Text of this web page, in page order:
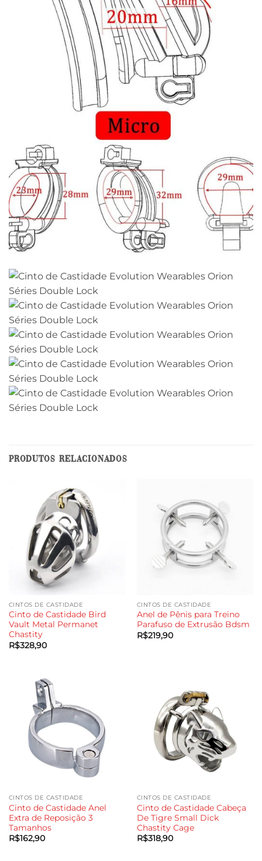
PRODUTOS RELACIONADOS
CINTOS DE CASTIDADE
Cinto de Castidade Bird
Vault Metal Permanet
Chastity
R$328,90
CINTOS DE CASTIDADE
Anel de Pênis para Treino
Parafuso de Extrusão Bdsm
R$219,90
CINTOS DE CASTIDADE
Cinto de Castidade Anel
Extra de Reposição 3
Tamanhos
R$162,90
CINTOS DE CASTIDADE
Cinto de Castidade Cabeça
De Tigre Small Dick
Chastity Cage
R$318,90